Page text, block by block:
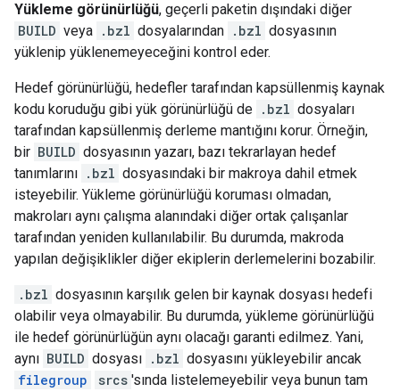
Yükleme görünürlüğü, geçerli paketin dışındaki diğer
BUILD veya .bzl dosyalarından .bzl dosyasının
yüklenip yüklenemeyeceğini kontrol eder.
Hedef görünürlüğü, hedefler tarafından kapsüllenmiş kaynak
kodu koruduğu gibi yük görünürlüğü de .bzl dosyaları
tarafından kapsüllenmiş derleme mantığını korur. Örneğin,
bir BUILD dosyasının yazarı, bazı tekrarlayan hedef
tanımlarını .bzl dosyasındaki bir makroya dahil etmek
isteyebilir. Yükleme görünürlüğü koruması olmadan,
makroları aynı çalışma alanındaki diğer ortak çalışanlar
tarafından yeniden kullanılabilir. Bu durumda, makroda
yapılan değişiklikler diğer ekiplerin derlemelerini bozabilir.
.bzl dosyasının karşılık gelen bir kaynak dosyası hedefi
olabilir veya olmayabilir. Bu durumda, yükleme görünürlüğü
ile hedef görünürlüğün aynı olacağı garanti edilmez. Yani,
aynı BUILD dosyası .bzl dosyasını yükleyebilir ancak
filegroup
srcs 'sında listelemeyebilir veya bunun tam